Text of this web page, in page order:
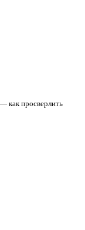
как просверлить